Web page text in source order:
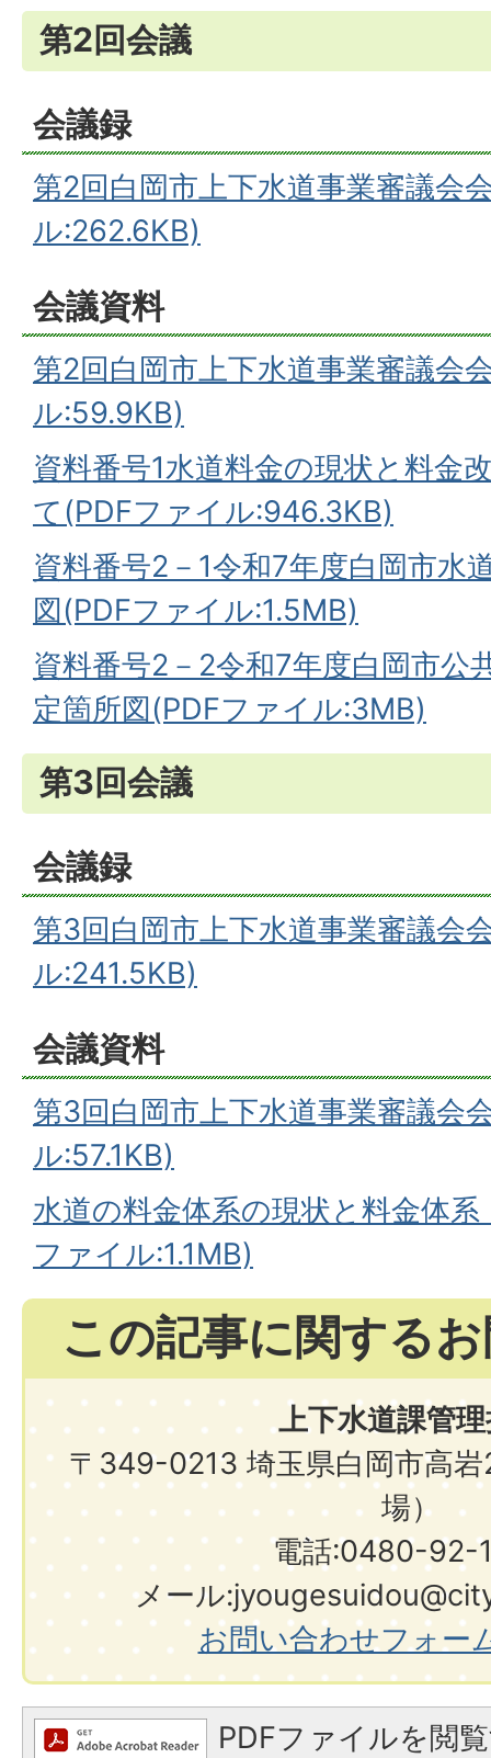
第2回会議
会議録
第2回白岡市上下水道事業審議会
ル:262.6KB)
会議資料
第2回白岡市上下水道事業審議会
ル:59.9KB)
資料番号1水道料金の現状と料金
て(PDFファイル:946.3KB)
資料番号2－1令和7年度白岡市水
図(PDFファイル:1.5MB)
資料番号2－2令和7年度白岡市公
定箇所図(PDFファイル:3MB)
第3回会議
会議録
第3回白岡市上下水道事業審議会
ル:241.5KB)
会議資料
第3回白岡市上下水道事業審議会
ル:57.1KB)
水道の料金体系の現状と料金体
ファイル:1.1MB)
この記事に関する
上下水道課管
〒349-0213 埼玉県白岡市高岩
場）
電話:0480-92-
メール
お問い合わせフォー
PDFファイルを閲